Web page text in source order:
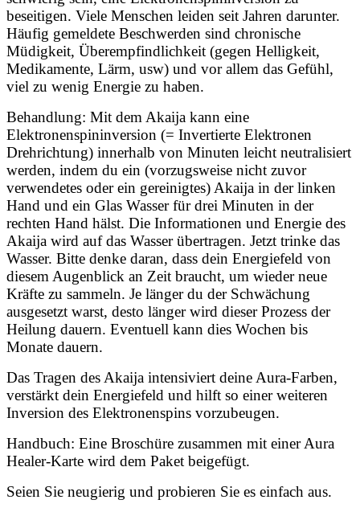
beseitigen. Viele Menschen leiden seit Jahren darunter.
Häufig gemeldete Beschwerden sind chronische
Müdigkeit, Überempfindlichkeit (gegen Helligkeit,
Medikamente, Lärm, usw) und vor allem das Gefühl,
viel zu wenig Energie zu haben.
Behandlung: Mit dem Akaija kann eine
Elektronenspininversion (= Invertierte Elektronen
Drehrichtung) innerhalb von Minuten leicht neutralisiert
werden, indem du ein (vorzugsweise nicht zuvor
verwendetes oder ein gereinigtes) Akaija in der linken
Hand und ein Glas Wasser für drei Minuten in der
rechten Hand hälst. Die Informationen und Energie des
Akaija wird auf das Wasser übertragen. Jetzt trinke das
Wasser. Bitte denke daran, dass dein Energiefeld von
diesem Augenblick an Zeit braucht, um wieder neue
Kräfte zu sammeln. Je länger du der Schwächung
ausgesetzt warst, desto länger wird dieser Prozess der
Heilung dauern. Eventuell kann dies Wochen bis
Monate dauern.
Das Tragen des Akaija intensiviert deine Aura-Farben,
verstärkt dein Energiefeld und hilft so einer weiteren
Inversion des Elektronenspins vorzubeugen.
Handbuch: Eine Broschüre zusammen mit einer Aura
Healer-Karte wird dem Paket beigefügt.
Seien Sie neugierig und probieren Sie es einfach aus.